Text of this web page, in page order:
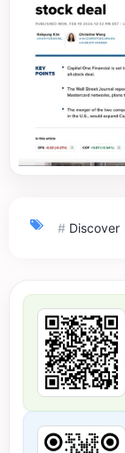
# Discover